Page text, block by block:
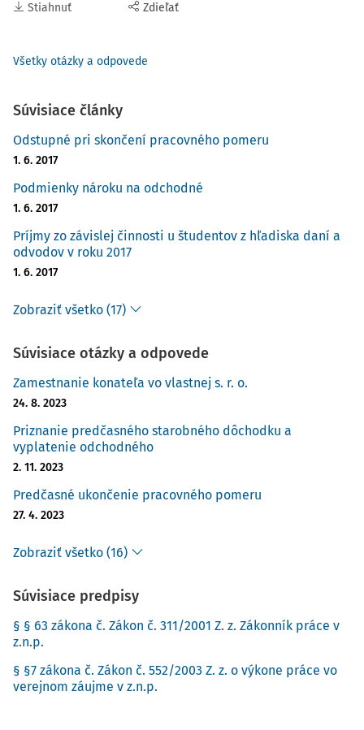
Stiahnuť Zdieľať
Všetky otázky a odpovede
Súvisiace články
Odstupné pri skončení pracovného pomeru
1. 6. 2017
Podmienky nároku na odchodné
1. 6. 2017
Príjmy zo závislej činnosti u študentov z hľadiska daní a
odvodov v roku 2017
1. 6. 2017
Zobraziť všetko (17)
Súvisiace otázky a odpovede
Zamestnanie konateľa vo vlastnej s. r. o.
24. 8. 2023
Priznanie predčasného starobného dôchodku a
vyplatenie odchodného
2. 11. 2023
Predčasné ukončenie pracovného pomeru
27. 4. 2023
Zobraziť všetko (16)
Súvisiace predpisy
§ § 63 zákona č. Zákon č. 311/2001 Z. z. Zákonník práce v
z.n.p.
§ §7 zákona č. Zákon č. 552/2003 Z. z. o výkone práce vo
verejnom záujme v z.n.p.